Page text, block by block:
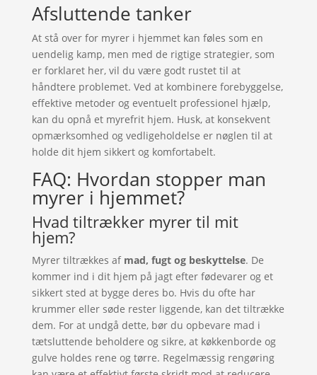
Afsluttende tanker
At stå over for myrer i hjemmet kan føles som en
uendelig kamp, men med de rigtige strategier, som
er forklaret her, vil du være godt rustet til at
håndtere problemet. Ved at kombinere forebyggelse,
effektive metoder og eventuelt professionel hjælp,
kan du opnå et myrefrit hjem. Husk, at konsekvent
opmærksomhed og vedligeholdelse er nøglen til at
holde dit hjem sikkert og komfortabelt.
FAQ: Hvordan stopper man
myrer i hjemmet?
Hvad tiltrækker myrer til mit
hjem?
Myrer tiltrækkes af mad, fugt og beskyttelse. De
kommer ind i dit hjem på jagt efter fødevarer og et
sikkert sted at bygge deres bo. Hvis du ofte har
krummer eller søde rester liggende, kan det tiltrække
dem. For at undgå dette, bør du opbevare mad i
tætsluttende beholdere og sikre, at køkkenborde og
gulve holdes rene og tørre. Regelmæssig rengøring